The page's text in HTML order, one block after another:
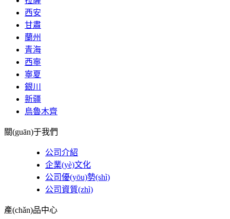
西安
甘肅
蘭州
青海
西寧
寧夏
銀川
新疆
烏魯木齊
關(guān)于我們
公司介紹
企業(yè)文化
公司優(yōu)勢(shì)
公司資質(zhì)
產(chǎn)品中心